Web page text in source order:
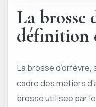
La brosse
définition
La brosse
cadre des métiers
brosse utilisée par